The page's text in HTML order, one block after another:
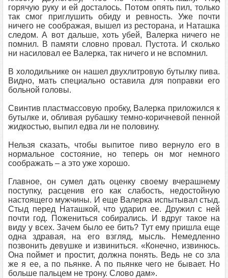
горячую руку и ей досталось. Потом опять пил, только
так смог приглушить обиду и ревность. Уже почти
ничего не соображая, вышел из ресторана, и Наташка
следом. А вот дальше, хоть убей, Валерка ничего не
помнил. В памяти словно провал. Пустота. И сколько
ни насиловал ее Валерка, так ничего и не вспомнил.
В холодильнике он нашел двухлитровую бутылку пива.
Видно, мать специально оставила для поправки его
больной головы.
Свинтив пластмассовую пробку, Валерка приложился к
бутылке и, обливая рубашку темно-коричневой пенной
жидкостью, выпил едва ли не половину.
Нельзя сказать, чтобы выпитое пиво вернуло его в
нормальное состояние, но теперь он мог немного
соображать – а это уже хорошо.
Главное, он сумел дать оценку своему вчерашнему
поступку, расценив его как слабость, недостойную
настоящего мужчины. И еще Валерка испытывал стыд.
Стыд перед Наташкой, что ударил ее. Дружил с ней
почти год. Пожениться собирались. И вдруг такое на
виду у всех. Зачем было ее бить? Тут ему пришла еще
одна здравая, на его взгляд, мысль. Немедленно
позвонить девушке и извиниться. «Конечно, извинюсь.
Она поймет и простит, должна понять. Ведь не со зла
же я ее, а по пьянке. А по пьянке чего не бывает. Но
больше пальцем не трону. Слово дам».